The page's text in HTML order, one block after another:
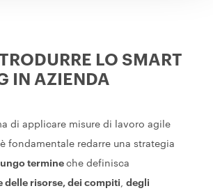
LO SMART
IN AZIENDA
di applicare misure di lavoro agile
fondamentale redarre una strategia
termine che definisca
delle risorse, dei compiti, degli